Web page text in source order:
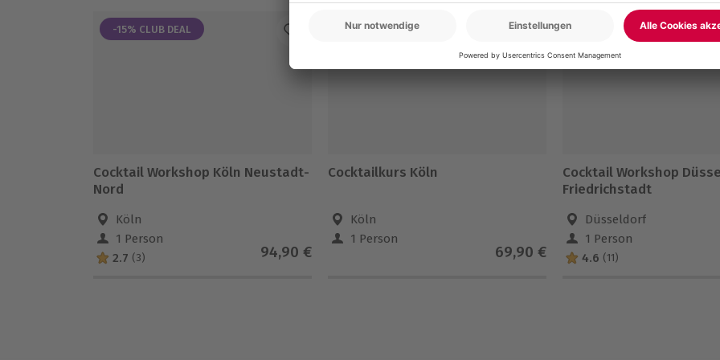
-15% CLUB DEAL
Cocktail Workshop Köln Neustadt-
Nord
Köln
1 Person
2.7 (3) 94,90 €
Cocktailkurs Köln
Köln
1 Person
69,90 €
Cocktail Workshop
Friedrichstadt
Düsseldorf
1 Person
4.6 (11)